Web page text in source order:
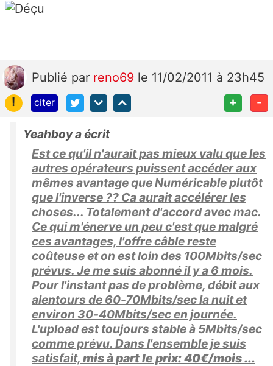
Publié par reno69 le 11/02/2011 à 23h45
!
citer + -
Yeahboy a écrit
Est ce qu'il n'aurait pas mieux valu que les
autres opérateurs puissent accéder aux
mêmes avantage que Numéricable plutôt
que l'inverse ?? Ca aurait accélérer les
choses... Totalement d'accord avec mac.
Ce qui m'énerve un peu c'est que malgré
ces avantages, l'offre câble reste
coûteuse et on est loin des 100Mbits/sec
prévus. Je me suis abonné il y a 6 mois.
Pour l'instant pas de problème, débit aux
alentours de 60-70Mbits/sec la nuit et
environ 30-40Mbits/sec en journée.
L'upload est toujours stable à 5Mbits/sec
comme prévu. Dans l'ensemble je suis
satisfait, mis à part le prix: 40€/mois ...